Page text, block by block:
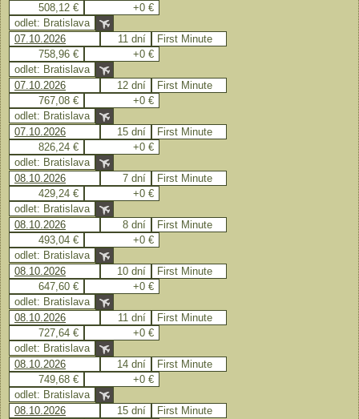
508,12 €
+0 €
odlet: Bratislava
07.10.2026
11 dní
First Minute
758,96 €
+0 €
odlet: Bratislava
07.10.2026
12 dní
First Minute
767,08 €
+0 €
odlet: Bratislava
07.10.2026
15 dní
First Minute
826,24 €
+0 €
odlet: Bratislava
08.10.2026
7 dní
First Minute
429,24 €
+0 €
odlet: Bratislava
08.10.2026
8 dní
First Minute
493,04 €
+0 €
odlet: Bratislava
08.10.2026
10 dní
First Minute
647,60 €
+0 €
odlet: Bratislava
08.10.2026
11 dní
First Minute
727,64 €
+0 €
odlet: Bratislava
08.10.2026
14 dní
First Minute
749,68 €
+0 €
odlet: Bratislava
08.10.2026
15 dní
First Minute